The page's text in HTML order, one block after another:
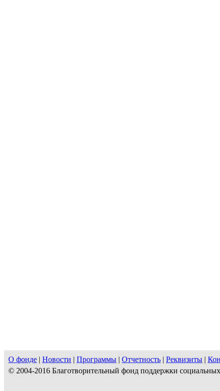
О фонде | Новости | Программы | Отчетность | Реквизиты |
© 2004-2016 Благотворительный фонд поддержки